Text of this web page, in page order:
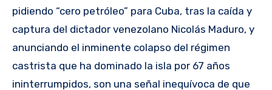
pidiendo “cero petróleo” para Cuba, tras la caída y
captura del dictador venezolano Nicolás Maduro, y
anunciando el inminente colapso del régimen
castrista que ha dominado la isla por 67 años
ininterrumpidos, son una señal inequívoca de que